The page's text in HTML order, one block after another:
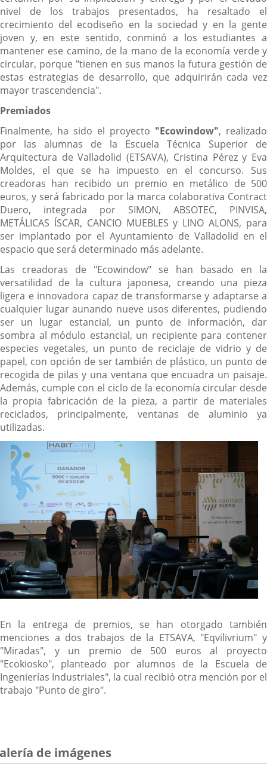
nivel de los trabajos presentados, ha resaltado el
crecimiento del ecodiseño en la sociedad y en la gente
joven y, en este sentido, conminó a los estudiantes a
mantener ese camino, de la mano de la economía verde y
circular, porque "tienen en sus manos la futura gestión de
estas estrategias de desarrollo, que adquirirán cada vez
mayor trascendencia".
Premiados
Finalmente, ha sido el proyecto "Ecowindow", realizado
por las alumnas de la Escuela Técnica Superior de
Arquitectura de Valladolid (ETSAVA), Cristina Pérez y Eva
Moldes, el que se ha impuesto en el concurso. Sus
creadoras han recibido un premio en metálico de 500
euros, y será fabricado por la marca colaborativa Contract
Duero, integrada por SIMON, ABSOTEC, PINVISA,
METÁLICAS ÍSCAR, CANCIO MUEBLES y LINO ALONS, para
ser implantado por el Ayuntamiento de Valladolid en el
espacio que será determinado más adelante.
Las creadoras de "Ecowindow" se han basado en la
versatilidad de la cultura japonesa, creando una pieza
ligera e innovadora capaz de transformarse y adaptarse a
cualquier lugar aunando nueve usos diferentes, pudiendo
ser un lugar estancial, un punto de información, dar
sombra al módulo estancial, un recipiente para contener
especies vegetales, un punto de reciclaje de vidrio y de
papel, con opción de ser también de plástico, un punto de
recogida de pilas y una ventana que encuadra un paisaje.
Además, cumple con el ciclo de la economía circular desde
la propia fabricación de la pieza, a partir de materiales
reciclados, principalmente, ventanas de aluminio ya
utilizadas.
En la entrega de premios, se han otorgado también
menciones a dos trabajos de la ETSAVA, "Eqvilivrium" y
"Miradas", y un premio de 500 euros al proyecto
"Ecokiosko", planteado por alumnos de la Escuela de
Ingenierías Industriales", la cual recibió otra mención por el
trabajo "Punto de giro".
de imágenes